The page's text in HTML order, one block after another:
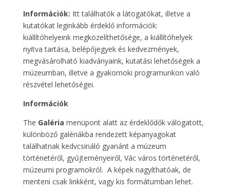
Információk: Itt találhatók a látogatókat, illetve a
kutatókat leginkább érdeklő információk:
kiállítóhelyeink megközelíthetősége, a kiállítóhelyek
nyitva tartása, belépőjegyek és kedvezmények,
megvásárolható kiadványaink, kutatási lehetőségek a
múzeumban, illetve a gyakornoki programunkon való
részvétel lehetőségei.
Információk
The Galéria menüpont alatt az érdeklődők válogatott,
különböző galériákba rendezett képanyagokat
találhatnak kedvcsináló gyanánt a múzeum
történetéről, gyűjteményeiről, Vác város történetéről,
múzeumi programokról. A képek nagyíthatóak, de
menteni csak linkként, vagy kis formátumban lehet.